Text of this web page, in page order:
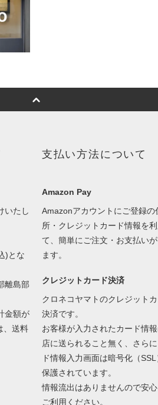
いたし
)とな
離島部
金額が
、送料
支払い方法について
Amazon Pay
Amazonアカウントにご登録の
所・クレジットカード情報を
て、簡単にご注文・お支払いが
ます。
クレジットカード決済
クロネコヤマトのクレジット
決済です。
お客様が入力されたカード情
店に送られること無く、さら
ド情報入力画面は暗号化（
保護されています。
情報流出はありませんので安
ご利用ください。